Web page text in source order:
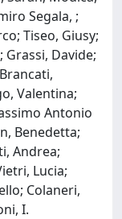
Segala, ;
Tiseo, Giusy;
Davide;
Valentina;
Antonio
Benedetta;
Andrea;
Lucia;
Colaneri,
I.